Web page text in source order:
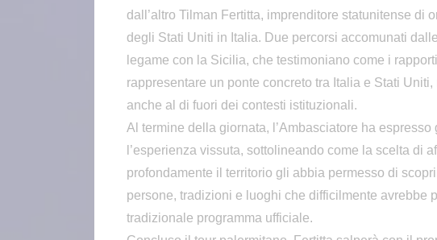
dall’altro Tilman Fertitta, imprenditore statunitense di
degli Stati Uniti in Italia. Due percorsi accomunati
legame con la Sicilia, che testimoniano come i
rappresentare un ponte concreto tra Italia e Stati
anche al di fuori dei contesti istituzionali.
Al termine della giornata, l’Ambasciatore ha
l’esperienza vissuta, sottolineando come la scelta di
profondamente il territorio gli abbia permesso di
persone, tradizioni e luoghi che difficilmente avrebbe
tradizionale programma ufficiale.